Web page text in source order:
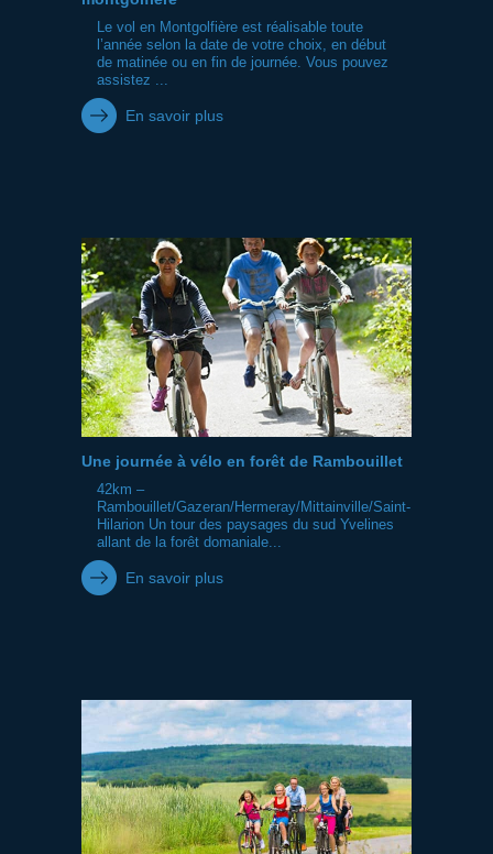
Le vol en Montgolfière est réalisable toute
l’année selon la date de votre choix, en début
de matinée ou en fin de journée. Vous pouvez
assistez ...
En savoir plus
Une journée à vélo en forêt de Rambouillet
42km –
Rambouillet/Gazeran/Hermeray/Mittainville/Saint-
Hilarion Un tour des paysages du sud Yvelines
allant de la forêt domaniale...
En savoir plus